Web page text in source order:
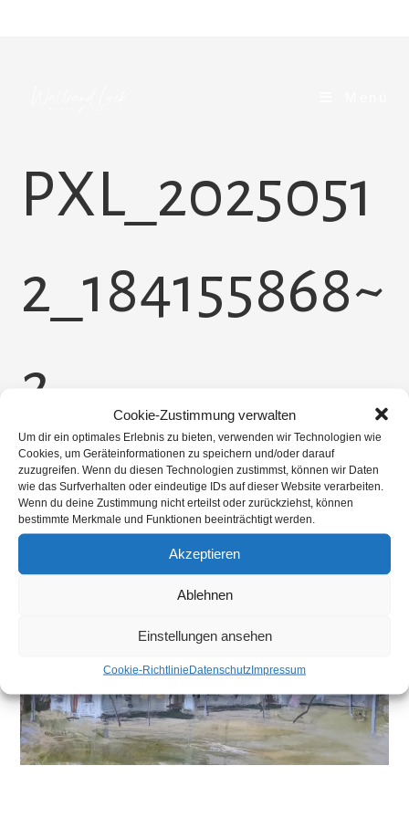
Cookie-Zustimmung verwalten
Um dir ein optimales Erlebnis zu bieten, verwenden wir Technologien wie
Cookies, um Geräteinformationen zu speichern und/oder darauf
zuzugreifen. Wenn du diesen Technologien zustimmst, können wir Daten
wie das Surfverhalten oder eindeutige IDs auf dieser Website verarbeiten.
Wenn du deine Zustimmung nicht erteilst oder zurückziehst, können
bestimmte Merkmale und Funktionen beeinträchtigt werden.
Akzeptieren
Ablehnen
Einstellungen ansehen
Cookie-RichtlinieDatenschutzImpressum
PXL_2025051
2_184155868~
2
> Brautsträuße > PXL_20250512_184155868~2